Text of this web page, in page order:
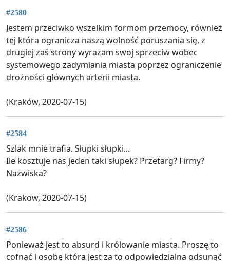
#2580
Jestem przeciwko wszelkim formom przemocy, również
tej która ogranicza naszą wolność poruszania się, z
drugiej zaś strony wyrazam swoj sprzeciw wobec
systemowego zadymiania miasta poprzez ograniczenie
drożności głównych arterii miasta.
(Kraków, 2020-07-15)
#2584
Szlak mnie trafia. Słupki słupki...
Ile kosztuje nas jeden taki słupek? Przetarg? Firmy?
Nazwiska?
(Krakow, 2020-07-15)
#2586
Ponieważ jest to absurd i królowanie miasta. Proszę to
cofnąć i osobę która jest za to odpowiedzialna odsunąć